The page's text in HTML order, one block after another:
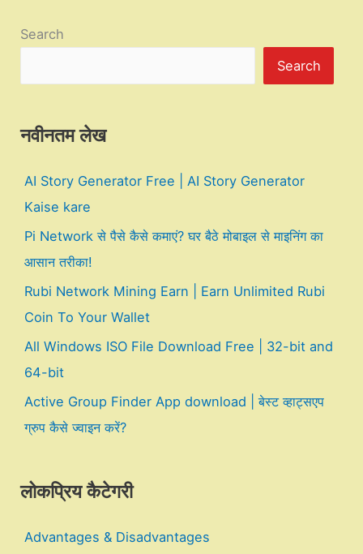
Search
Search
नवीनतम लेख
AI Story Generator Free | AI Story Generator
Kaise kare
Pi Network से पैसे कैसे कमाएं? घर बैठे मोबाइल से माइनिंग का
आसान तरीका!
Rubi Network Mining Earn | Earn Unlimited Rubi
Coin To Your Wallet
All Windows ISO File Download Free | 32-bit and
64-bit
Active Group Finder App download | बेस्ट व्हाट्सएप
ग्रुप कैसे ज्वाइन करें?
लोकप्रिय कैटेगरी
Advantages & Disadvantages